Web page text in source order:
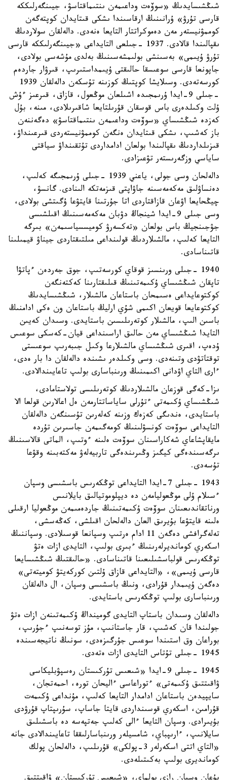
شىڭشىسايدىڭ «سوۆەت وداعىمەن ىنتىماقتاسۋ، جيىنگەرلىككە
قارسى تۇرۋ» ۇرانىنىڭ ارقاسىندا ىشكى قىتايدان كوپتەگەن
كوممۋنيستەر مەن دەموكراتتار التايعا ەنەدى. دالەلقان سولاردىڭ
ىقپالىندا قالادى. 1937 -جىلعى التايداعى «جيىنگەرلىككە قارسى
تۇرۋ ۇيىمى» بەسىنشى بولىمشەسىنىڭ بەلدى مۇشەسى بولادى،
جاپونعا قارسى سوعىسقا حالىقتى ۇيىمداستىرىپ، قىرۋار جاردەم
كورسەتەدى. وسىلايشا كوپتىڭ كوزىنە تۇسكەن دالەلقان 1939
-جىلى 9-ايدا ۇرىمجىدە اشىلعان موڭعول، قازاق، قىرعىز ءۇش
ۇلت وكىلدەرى باس قوسقان قۇرىلتايعا شاقىرىلادى، مىنە، بۇل
كەزدە شىڭشىساي «سوۆەت وداعىمەن ىنتىماقتاسۋ» دەگەننەن
باز كەشىپ، ىشكى قىتايدان ەنگەن كوممۋنيستەردى قىرعىنداۋ،
قىزىلداردىڭ ىقپالىندا بولعان ادامداردى تۇتقىنداۋ سياقتى
ساياسي وزگەرىستەر تۋعىزادى.
دالەلحان وسى جولى، ياعني 1939 -جىلى ۇرىمجىگە كەلىپ،
دەنساۋلىق مەكەمەسىنە جاۋاپتى قىزمەتكە الىنادى. گانسۋ،
چيڭحايعا اۋعان قازاقتاردى اتا جۇرتىنا قايتۋعا ۇگىتشى بولادى،
وسى جىلى 9-ايدا شينجاڭ دۋبان مەكەمەسىنىڭ اقىلشىسى
جۋجىنجيڭ باس بولعان «تەكسەرۋ كوميسسياسىمەن» بىرگە
التايعا كەلىپ، مالشىلاردىڭ قولىنداعى مىلتىقتاردى جيناۋ قيمىلىنا
قاتىناسادى.
1940 -جىلى ورىنسىز قوقاي كورسەتىپ، جوق جەردەن ءپاتۋا
تاپقان شىڭشىساي ۇكىمەتىنىڭ قىلىقتارىنا كەكتەنگەن
كوكتوعايداعى ەسىمحان باستاعان مالشىلار، شىڭشىسايدىڭ
كوكتوعايعا قويعان اكىمى شۇي ارليڭ باستاعان ون ەكى ادامنىڭ
باسىن الىپ، مالشىلار كوتەرىلىسىن باستايدى. وسىدان كەيىن
التايدا شىڭشىساي مەن حالىق اراسىنداعى قيان-كەسكى سوعىس
ۇدەپ، اقىرى شىڭشىساي مالشىلارعا وكىل جىبەرىپ سوعىستى
توقتاتۋدى وتىنەدى. وسى وكىلدەر ىشىندە دالەلقان دا بار ەدى،
ءارى التاي اۋدانى اكىمىنىڭ ورىنباسارى بولىپ تاعايىندالادى.
ىزا-كەگى قوزعان مالشىلاردىڭ كوتەرىلىسى تولاستامادى،
شىڭشىساي ۇكىمەتى ءتۇرلى ساياساتتارمەن ەل اعالارىن قولعا الا
باستايدى، ەندىگى كەزەك وزىنە كەلەرىن تۇسىنگەن دالەلقان
التايداعى سوۆەت كونسۋلىنىڭ كومەگىمەن جاسىرىن تۇردە
مايقاپشاعاي شەكاراسىنان سوۆەت ەلىنە ءوتىپ، الماتى قالاسىنىڭ
ىرگەسىندەگى كيگىز وڭىرىندەگى تاربيەلەۋ مەكتەبىنە وقۋعا
تۇسەدى.
1943 -جىلى 7-ايدا التايداعى توڭكەرىس باسشىسى وسپان
ءسىلام ۇلى موڭعوليامەن دە ديپلوموتيالىق بايلانىس
ورناتقاندىعىنان سوۆەت ۇكىمەتىنىڭ جاردەمىمەن موڭعوليا ارقىلى
ەلىنە قايتۋعا بۇيرىق العان دالەلحان اقىلشى، كەڭەسشى،
تەلەگرافشى دەگەن 11 ادام ەرتىپ وسپانعا قوسىلادى. وسپاننىڭ
اسكەري كومانديرلەرىنىڭ ءبىرى بولىپ، التايدى ازات ەتۋ
توڭكەرىس قولباسشىلىعىنا قاتىناسادى. «حالىقتىڭ شىڭشىسايعا
قارسى ۇيىمى»، «التايداعى قازاق ۇلتىن كوركەيتۋ كوميتەتى»
دەگەن ۇيىمدار قۇرادى، ونىڭ باسشىسى وسپان، ال دالەلقان
ورىنباسارى بولىپ توڭكەرىس باستايدى.
دالەلقان وسىدان باستاپ التايدى گومينداڭ ۇكىمەتىنەن ازات ەتۋ
جولىندا قان كەشىپ، قار جاستانىپ، مۇز توسەنىپ ءجۇرىپ،
بوراعان وق استىندا سوعىس جۇرگىزەدى، سونىڭ ناتيجەسىندە
1945 -جىلى تۇتاس التايدى ازات ەتەدى.
1945 -جىلى 9-ايدا «شىعىس تۇركىستان رەسپۋبليكاسى
ۋاقىتتىق ۇكىمەتى» ءتوراعاسى ءاليحان تورە، احمەتجان،
سايپيدەن باستاعان ادامدار التايعا كەلىپ، مۇنداعى ۇكىمەت
قۇرامىن، اسكەري قوسىنداردى قايتا جاساپ، سۇرىپتاپ قۇرۋدى
بۇيىرادى. وسپان التايعا ءالى كەلىپ جەتپەسە دە باسشىلىق
سايلانىپ، ءارىپباي، شامسيلەر ورىنباسارلىققا تاعايىندالادى جانە
«التاي اتتى اسكەرلەر 3-پولكى» قۇرىلىپ، دالەلحان پولك
كومانديرى بولىپ بەكىتىلەدى.